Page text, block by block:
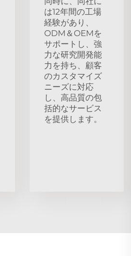
は12年間の工場
経験があり、
ODM＆OEMを
サポートし、強
力な研究開発能
力を持ち、顧客
のカスタマイズ
ニーズに対応
し、高品質の包
括的なサービス
を提供します。